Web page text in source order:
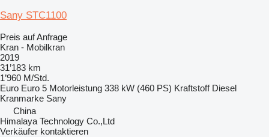
Sany STC1100
Preis auf Anfrage
Kran - Mobilkran
2019
31’183 km
1’960 M/Std.
Euro Euro 5 Motorleistung 338 kW (460 PS) Kraftstoff Diesel
Kranmarke Sany
China
Himalaya Technology Co.,Ltd
Verkäufer kontaktieren